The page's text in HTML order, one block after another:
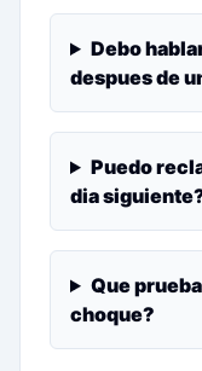
Debo
despues de
Puedo
dia
Que
choque?